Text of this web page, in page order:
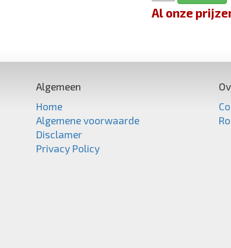
Al onze
Algemeen
Home
Algemene voorwaarde
Disclamer
Privacy Policy